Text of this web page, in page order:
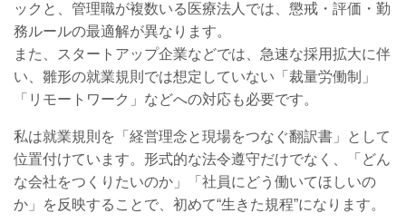
ックと、管理職が複数いる医療法人では、懲戒・評価・勤
務ルールの最適解が異なります。
また、スタートアップ企業などでは、急速な採用拡大に伴
い、雛形の就業規則では想定していない「裁量労働制」
「リモートワーク」などへの対応も必要です。
私は就業規則を「経営理念と現場をつなぐ翻訳書」として
位置付けています。形式的な法令遵守だけでなく、「どん
な会社をつくりたいのか」「社員にどう働いてほしいの
か」を反映することで、初めて“生きた規程”になります。